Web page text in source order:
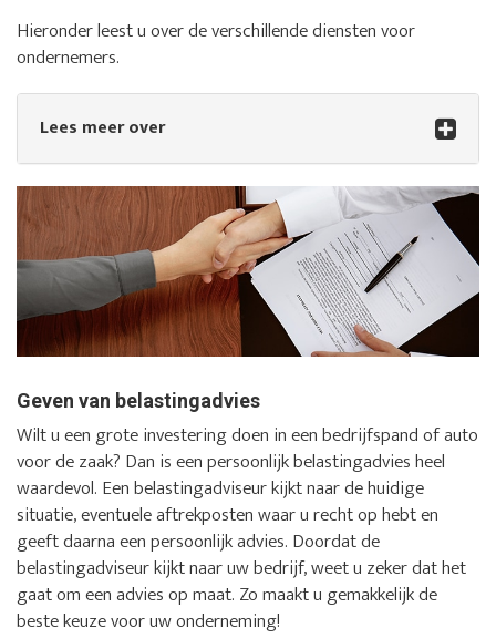
Hieronder leest u over de verschillende diensten voor
ondernemers.
Lees meer over
Geven van belastingadvies
Wilt u een grote investering doen in een bedrijfspand of auto
voor de zaak? Dan is een persoonlijk belastingadvies heel
waardevol. Een belastingadviseur kijkt naar de huidige
situatie, eventuele aftrekposten waar u recht op hebt en
geeft daarna een persoonlijk advies. Doordat de
belastingadviseur kijkt naar uw bedrijf, weet u zeker dat het
gaat om een advies op maat. Zo maakt u gemakkelijk de
beste keuze voor uw onderneming!